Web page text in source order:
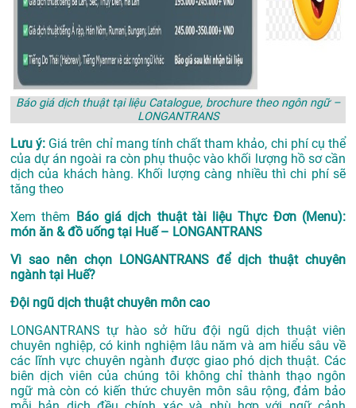
Báo giá dịch thuật tại liệu Catalogue, brochure theo ngôn ngữ –
LONGANTRANS
Lưu ý: Giá trên chỉ mang tính chất tham khảo, chi phí cụ thể
của dự án ngoài ra còn phụ thuộc vào khối lượng hồ sơ cần
dịch của khách hàng. Khối lượng càng nhiều thì chi phí sẽ
tăng theo
Xem thêm
Báo giá dịch thuật tài liệu Thực Đơn (Menu):
món ăn & đồ uống tại Huế – LONGANTRANS
Vì sao nên chọn LONGANTRANS để dịch thuật chuyên
ngành tại Huế?
Đội ngũ dịch thuật chuyên môn cao
LONGANTRANS tự hào sở hữu đội ngũ dịch thuật viên
chuyên nghiệp, có kinh nghiệm lâu năm và am hiểu sâu về
các lĩnh vực chuyên ngành được giao phó dịch thuật. Các
biên dịch viên của chúng tôi không chỉ thành thạo ngôn
ngữ mà còn có kiến thức chuyên môn sâu rộng, đảm bảo